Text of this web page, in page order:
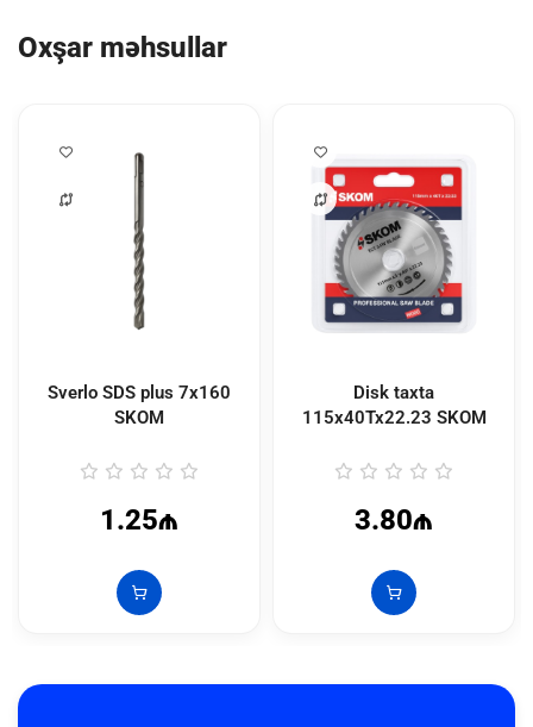
Oxşar məhsullar
Sverlo SDS plus 7x160
SKOM
1.25₼
Disk taxta
115x40Tx22.23 SKOM
3.80₼